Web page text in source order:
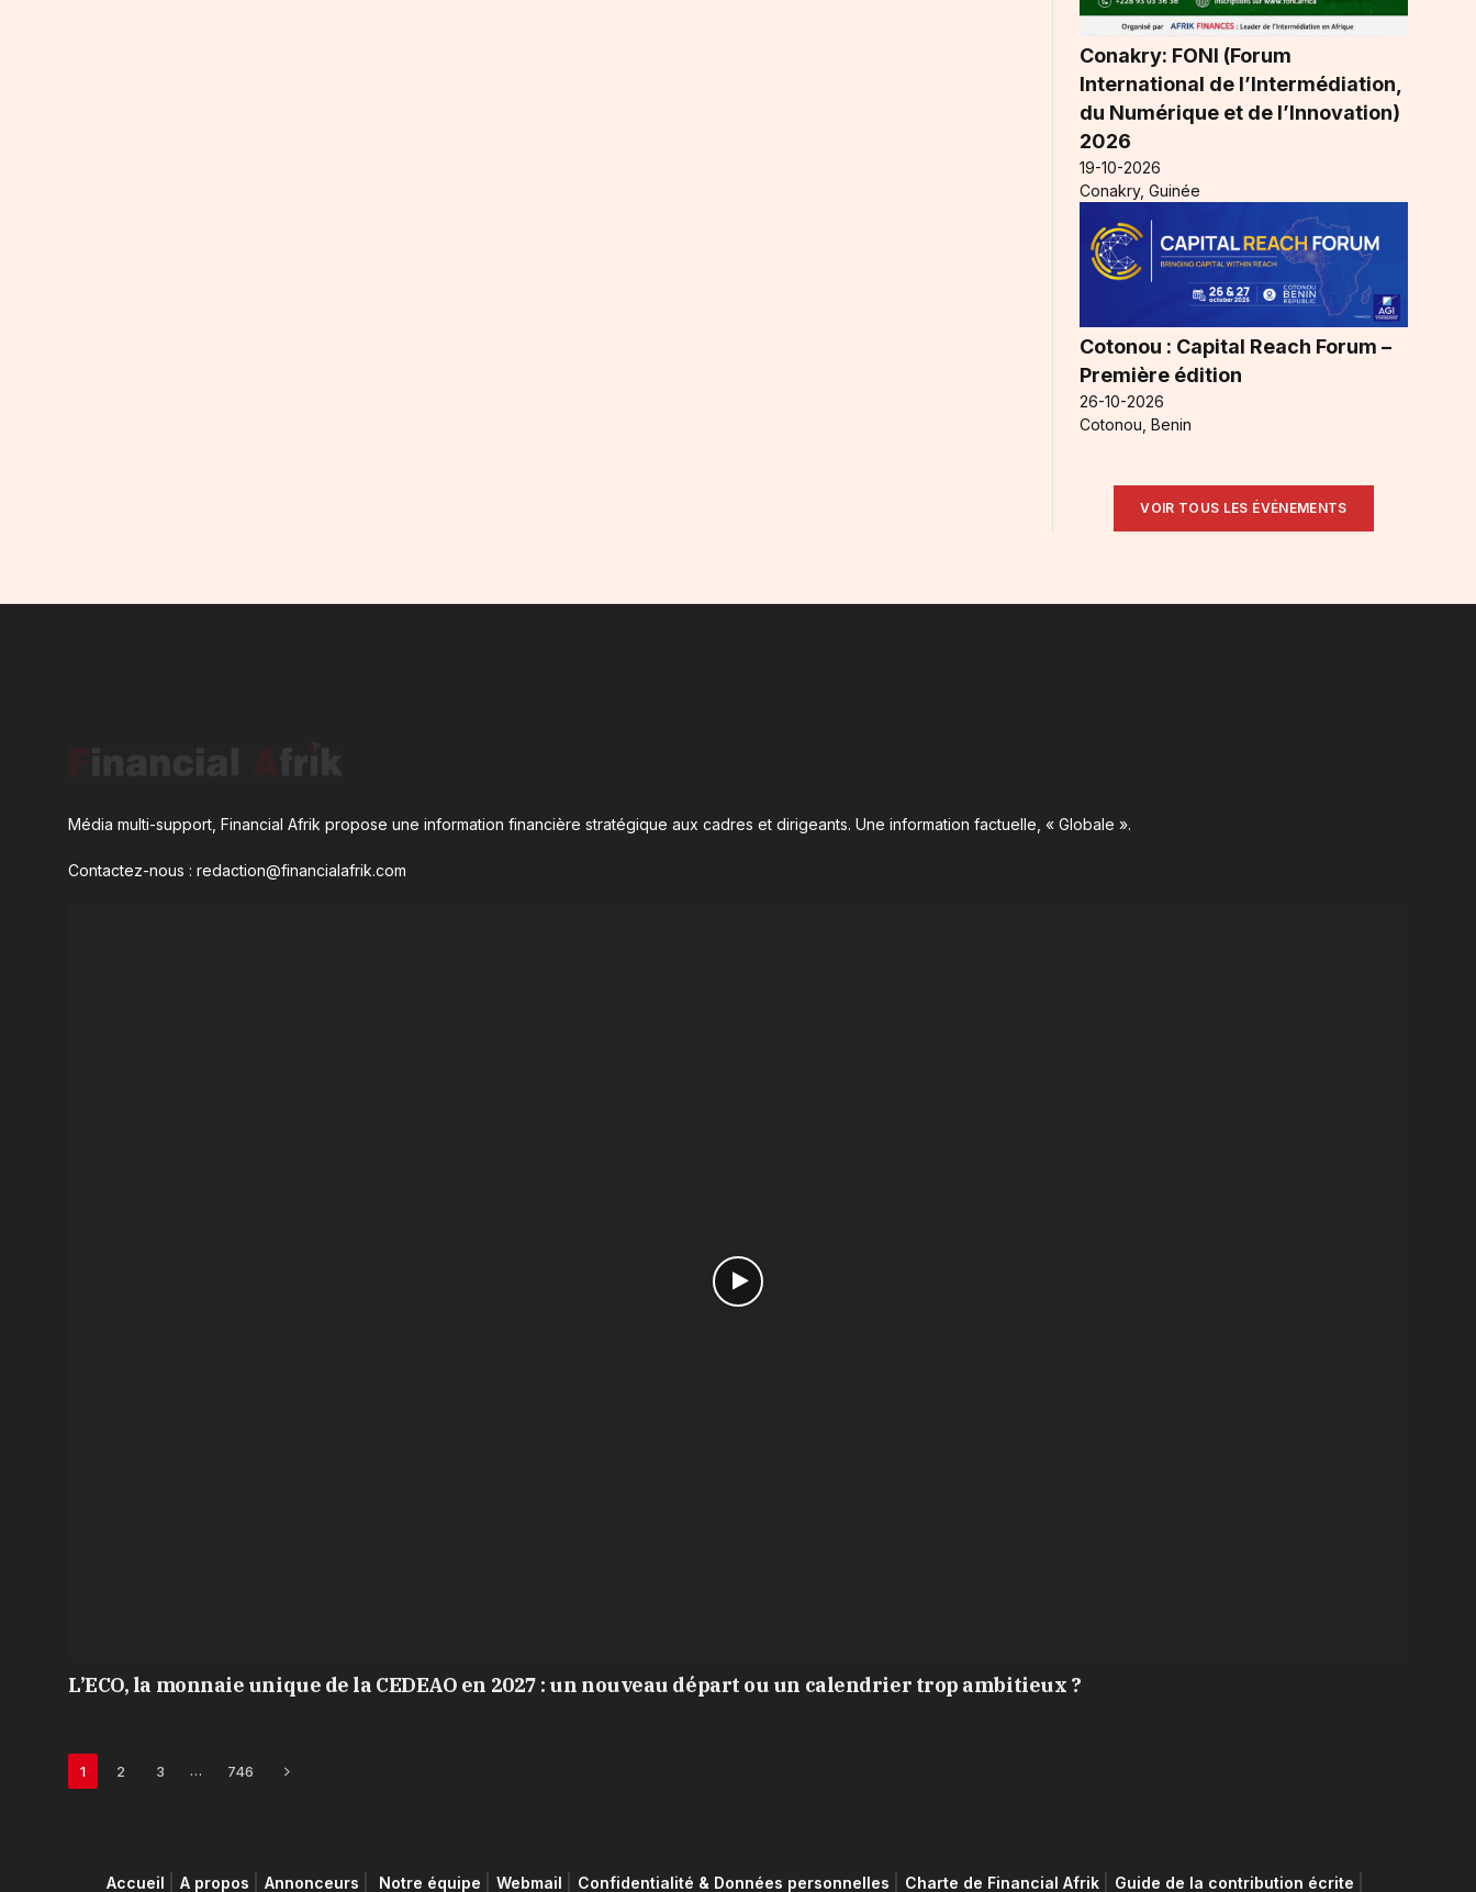
Conakry: FONI (Forum
International de l’Intermédiation,
du Numérique et de l’Innovation)
2026
19-10-2026
Conakry, Guinée
Cotonou : Capital Reach Forum –
Première édition
26-10-2026
Cotonou, Benin
VOIR TOUS LES ÉVÉNEMENTS
Média multi-support, Financial Afrik propose une information financière stratégique aux cadres et dirigeants. Une information factuelle, « Globale ».
Contactez-nous : redaction@financialafrik.com
L’ECO, la monnaie unique de la CEDEAO en 2027 : un nouveau départ ou un calendrier trop ambitieux ?
1 2 3 … 746 Next
Accueil A propos Annonceurs Notre équipe Webmail Confidentialité & Données personnelles Charte de Financial Afrik Guide de la contribution écrite